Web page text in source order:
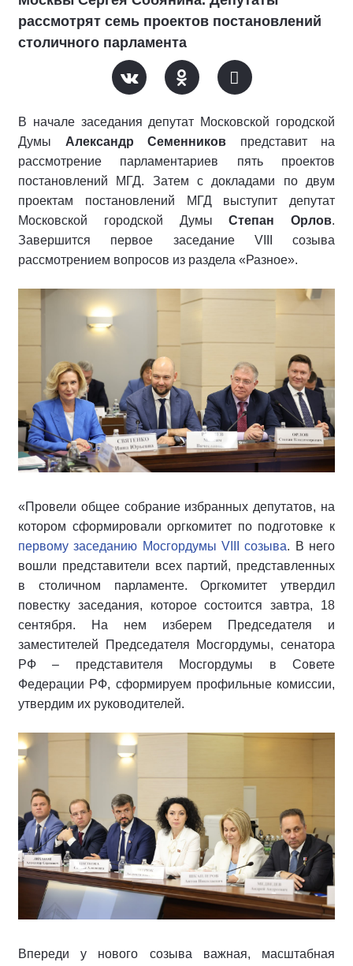
рассмотрят семь проектов постановлений
столичного парламента
В начале заседания депутат Московской городской
Думы Александр Семенников представит на
рассмотрение парламентариев пять проектов
постановлений МГД. Затем с докладами по двум
проектам постановлений МГД выступит депутат
Московской городской ДумыСтепан Орлов.
Завершится первое заседание VIII созыва
рассмотрением вопросов из раздела «Разное».
«Провели общее собрание избранных депутатов, на
котором сформировали оргкомитет по подготовке к
первому заседанию Мосгордумы VIII созыва. В него
вошли представители всех партий, представленных
в столичном парламенте. Оргкомитет утвердил
повестку заседания, которое состоится завтра, 18
сентября. На нем изберем Председателя и
заместителей Председателя Мосгордумы, сенатора
РФ – представителя Мосгордумы в Совете
Федерации РФ, сформируем профильные комиссии,
утвердим их руководителей.
Впереди у нового созыва важная, масштабная